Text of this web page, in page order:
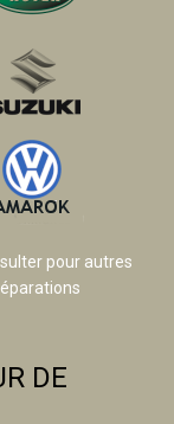
pour autres
DE